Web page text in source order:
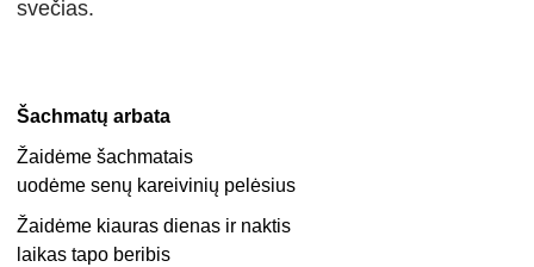
svečias.
Šachmatų arbata
Žaidėme šachmatais
uodėme senų kareivinių pelėsius
Žaidėme kiauras dienas ir naktis
laikas tapo beribis